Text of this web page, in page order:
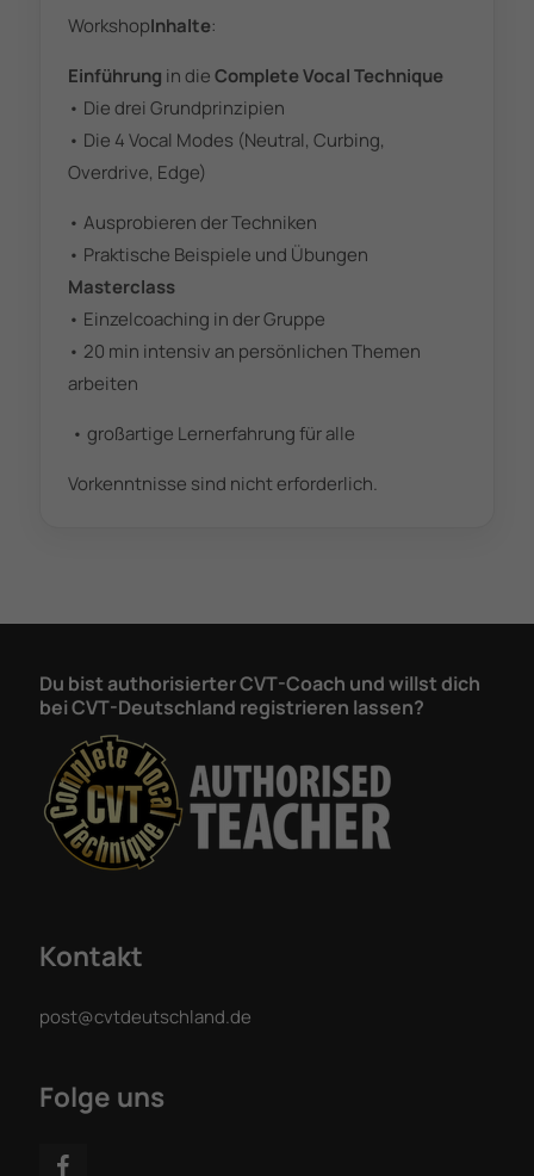
WorkshopInhalte:
Einführung in dieComplete Vocal Technique
• Die drei Grundprinzipien
• Die 4 Vocal Modes (Neutral, Curbing,
Overdrive, Edge)
• Ausprobieren der Techniken
• Praktische Beispiele und Übungen
Masterclass
• Einzelcoaching in der Gruppe
• 20 min intensiv an persönlichen Themen
arbeiten
• großartige Lernerfahrung für alle
Vorkenntnisse sind nicht erforderlich.
Du bist authorisierter CVT-Coach und willst dich
bei CVT-Deutschland registrieren lassen?
Kontakt
post@cvtdeutschland.de
Folge uns